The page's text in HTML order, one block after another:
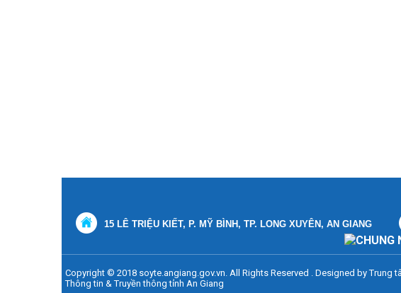
15 LÊ TRIỆU KIẾT, P. MỸ BÌNH, TP. LONG XUYÊN, AN GIANG
Copyright © 2018 soyte.angiang.gov.vn. All Rights Reserved . Designed byTrung
Thông tin & Truyền thông tỉnh An Giang